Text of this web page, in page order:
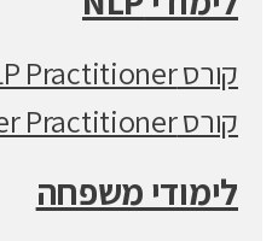
קורס NLP Practitioner
קורס NLP Master Practitioner
לימודי משפחה